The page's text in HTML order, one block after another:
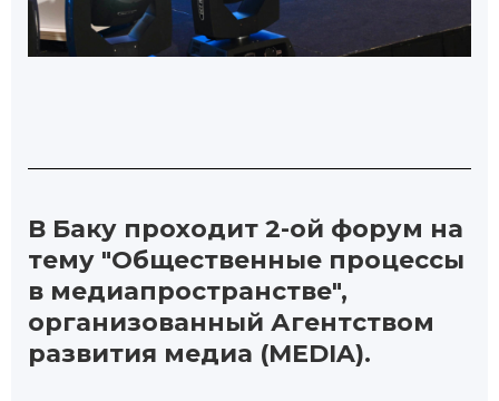
В Баку проходит 2-ой форум на
тему "Общественные процессы
в медиапространстве",
организованный Агентством
развития медиа (MEDIA).